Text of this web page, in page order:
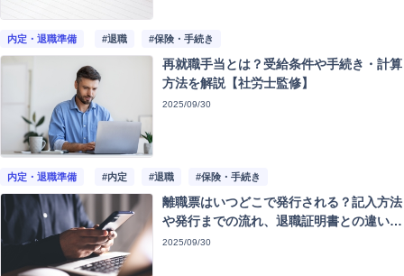
注目記事
動画ギャラリー
内定・退職準備 #退職 #保険・手続き
再就職手当とは？受給条件や手続き・計算
方法を解説【社労士監修】
2025/09/30
内定・退職準備 #内定 #退職 #保険・手続き
離職票はいつどこで発行される？記入方法
や発行までの流れ、退職証明書との違い
【社労士解説】
2025/09/30